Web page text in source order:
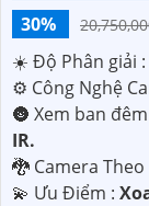
30%
☀️ Độ Phân giải :
⚙ Công Nghệ
🌚 Xem ban
IR.
🐉️ Camera
️💫 Ưu Điểm :